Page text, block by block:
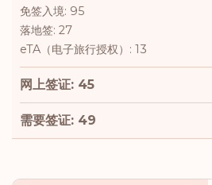
免签入境: 95
落地签: 27
eTA（电子旅行授权）: 13
网上签证: 45
需要签证: 49